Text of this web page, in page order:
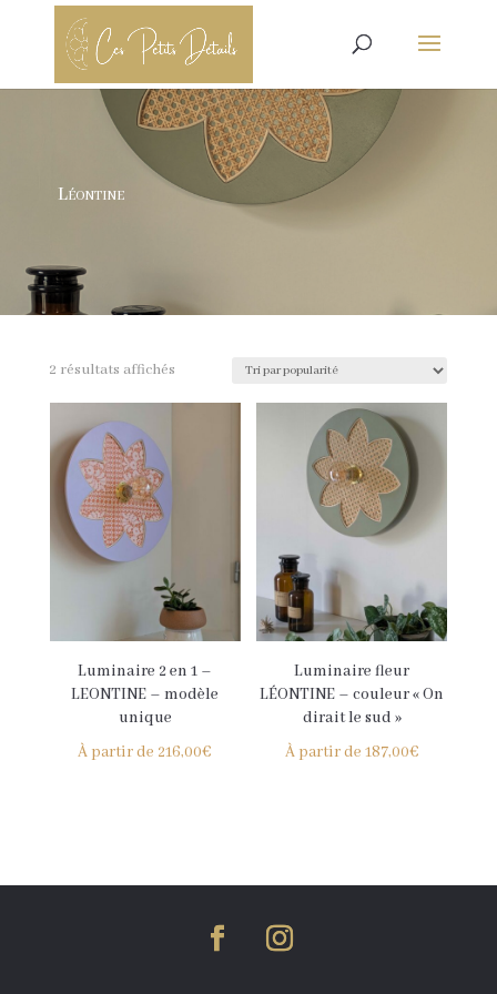
Léontine
2 résultats affichésTrié
Luminaire 2 en 1 –
LEONTINE – modèle
unique
À partir de 216,00€
Luminaire fleur
LÉONTINE – couleur « On
dirait le sud »
À partir de 187,00€